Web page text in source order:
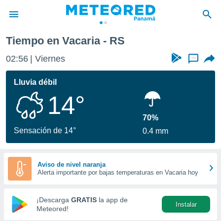
de
ha
para
que se
calidad.
a este
las
y
forma
digital
basada
Tiempo en Vacaria - RS
02:56 Viernes ...
Lluvia débil
14°
Sensación de 14°
70%
0.4 mm
Aviso de nivel naranja
Alerta importante por bajas temperaturas en Vacaria hoy
¡Descarga GRATIS la app de
Meteored!
Instalar